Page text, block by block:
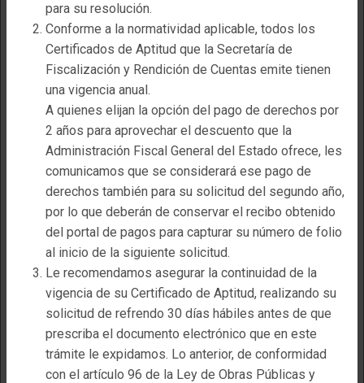
Considera quedeberás de firmar
electrónicamentela solicitud de servicio con el
Certificado Efirma de la empresa tratándose de una
Persona Moral, y con el Certificado Efirma del
interesado cuando se trate de una Persona Física.
Respecto a lo anterior considera que de manera
Universal para cualquier proceso de Firmado
Electrónico con un Certificado Digital del SAT
requieres:
El Archivo .CER del Certificado Digital
emitido por el SAT.
El Archivo .KEY de Llave Privada
correspondiente al Certificado Digital.
Debes de tener la Contraseña
correspondiente relacionada con el Archivo
.KEY anterior.
para su resolución.
Conforme a la normatividad aplicable, todos los
Certificados de Aptitud que la Secretaría de
Fiscalización y Rendición de Cuentas emite tienen
una vigencia anual.
A quienes elijan la opción del pago de derechos por
2 años para aprovechar el descuento que la
Administración Fiscal General del Estado ofrece, les
comunicamos que se considerará ese pago de
derechos también para su solicitud del segundo año,
por lo que deberán de conservar el recibo obtenido
del portal de pagos para capturar su número de folio
al inicio de la siguiente solicitud.
Le recomendamos asegurar la continuidad de la
vigencia de su Certificado de Aptitud, realizando su
solicitud de refrendo 30 días hábiles antes de que
prescriba el documento electrónico que en este
trámite le expidamos. Lo anterior, de conformidad
con el artículo 96 de la Ley de Obras Públicas y
Sistema Integral
del Padrón de
Proveedores y
Contratistas
Sippc
Completamente en línea puedes
solicitar o gestionar la inscripción o
el refrendo para obtener el
Certificado de Aptitud como
Proveedor o Contratista.